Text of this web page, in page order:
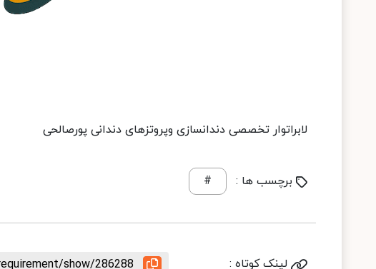
لابراتوار تخصصی دندانسازی وپروتزهای دندانی پورصالحی
برچسب ها : #
لینک کوتاه : show/286288